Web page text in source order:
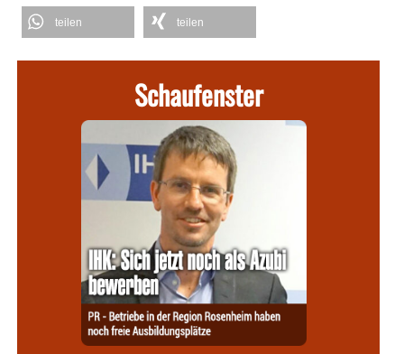
teilen teilen
Schaufenster